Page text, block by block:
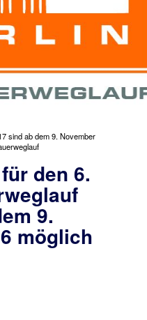
sind ab dem 9. November
den 6.
9.
möglich